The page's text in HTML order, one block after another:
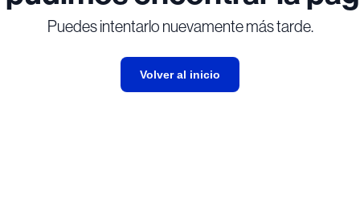
Puedes intentarlo nuevamente más tarde.
Volver al inicio